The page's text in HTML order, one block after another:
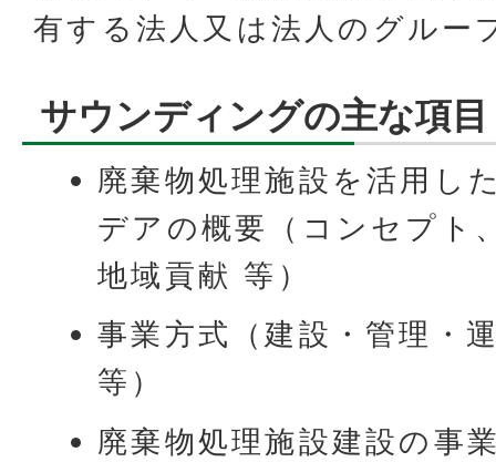
有する法人又は法人のグルー
サウンディングの主な項目
廃棄物処理施設を活用し
デアの概要（コンセプト
地域貢献 等）
事業方式（建設・管理・
等）
廃棄物処理施設建設の事